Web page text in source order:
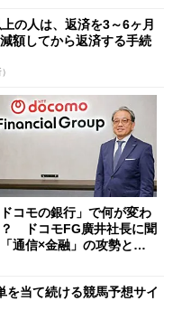
の人は、返済を3～6ヶ月
額してから返済する手続
ドコモの銀行」で何が変わ
ドコモFG廣井社長に聞
「通信×金融」の攻勢とグ
を当て続ける競馬予想サイ